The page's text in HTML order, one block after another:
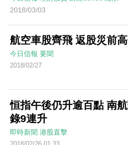
2018/03/03
航空車股齊飛 返股災前
今日信報 要聞
2018/02/27
恒指午後仍升逾百點 南
錄9連升
即時新聞 港股直擊